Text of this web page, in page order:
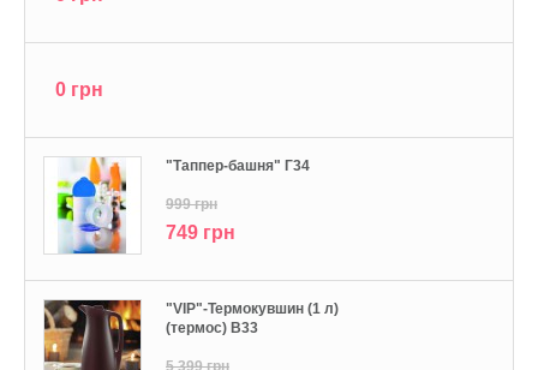
0 грн
"Tаппер-башня" Г34
999 грн
749 грн
"VIP"-Термокувшин (1 л)
(термос) В33
5 399 грн